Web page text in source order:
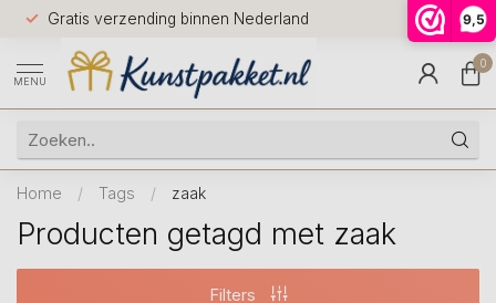
9,5
Gratis verzending binnen Nederland
Voor
huis
9.5
MENU
0
Home / Tags / zaak
Producten getagd met zaak
Filters